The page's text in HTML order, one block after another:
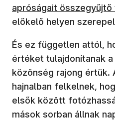
apróságait összegyűjtő
előkelő helyen
És ez független attól,
értéket tulajdonítanak
közönség rajong értük.
hajnalban felkelnek,
elsők között
mások sorban állnak